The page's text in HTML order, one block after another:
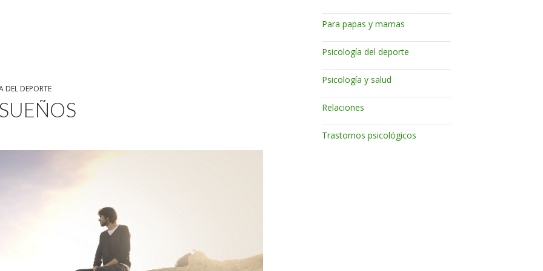
DEL DEPORTE
Para papas y mamas
Psicología del deporte
Psicología y salud
Relaciones
Trastornos psicológicos